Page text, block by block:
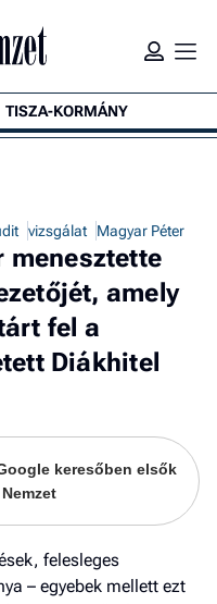
TISZA-KORMÁNY
vizsgálat Magyar Péter
menesztette
amely
fel a
Diákhitel
keresőben elsők
felesleges
– egyebek mellett ezt